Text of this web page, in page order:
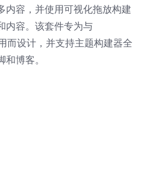
内容，并使用可视化拖放构建
内容。该套件专为与
而设计，并支持主题构建器全
博客。